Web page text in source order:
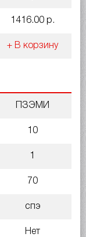
1416.00 р.
+ В корзину
ПЗЭМИ
10
1
70
спэ
Нет